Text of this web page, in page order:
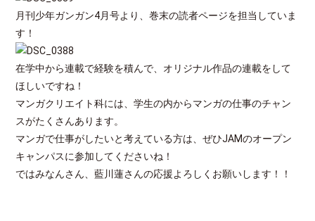
月刊少年ガンガン4月号より、巻末の読者ページを担当していま
す！
在学中から連載で経験を積んで、オリジナル作品の連載をして
ほしいですね！
マンガクリエイト科には、学生の内からマンガの仕事のチャン
スがたくさんあります。
マンガで仕事がしたいと考えている方は、ぜひJAMのオープン
キャンパスに参加してくださいね！
ではみなんさん、藍川蓮さんの応援よろしくお願いします！！